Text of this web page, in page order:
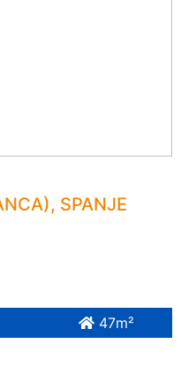
, SPANJE
47m²